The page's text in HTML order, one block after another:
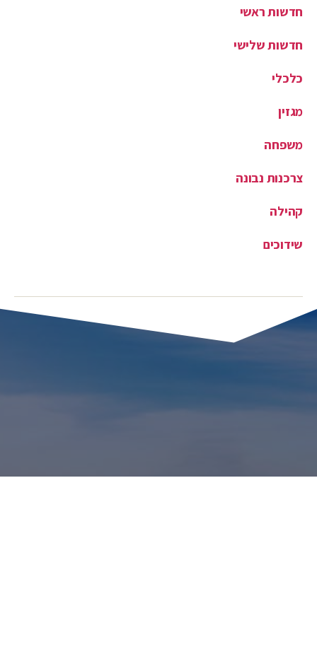
חדשות שלישי
כלכלי
מגזין
משפחה
צרכנות נבונה
קהילה
שידוכים